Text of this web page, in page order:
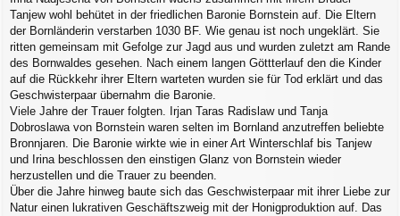
Tanjew wohl behütet in der friedlichen Baronie Bornstein auf. Die Eltern
der Bornländerin verstarben 1030 BF. Wie genau ist noch ungeklärt. Sie
ritten gemeinsam mit Gefolge zur Jagd aus und wurden zuletzt am Rande
des Bornwaldes gesehen. Nach einem langen Göttterlauf den die Kinder
auf die Rückkehr ihrer Eltern warteten wurden sie für Tod erklärt und das
Geschwisterpaar übernahm die Baronie.
Viele Jahre der Trauer folgten. Irjan Taras Radislaw und Tanja
Dobroslawa von Bornstein waren selten im Bornland anzutreffen beliebte
Bronnjaren. Die Baronie wirkte wie in einer Art Winterschlaf bis Tanjew
und Irina beschlossen den einstigen Glanz von Bornstein wieder
herzustellen und die Trauer zu beenden.
Über die Jahre hinweg baute sich das Geschwisterpaar mit ihrer Liebe zur
Natur einen lukrativen Geschäftszweig mit der Honigproduktion auf. Das